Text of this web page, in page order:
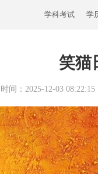
学科考试 学
笑猫
时间：2025-12-03 08:22:15